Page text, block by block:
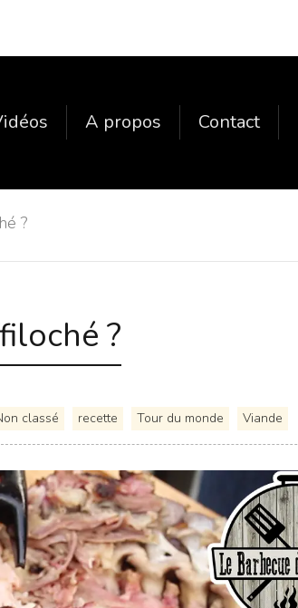
A propos Contact
?
?
classé recette Tour du monde Viande